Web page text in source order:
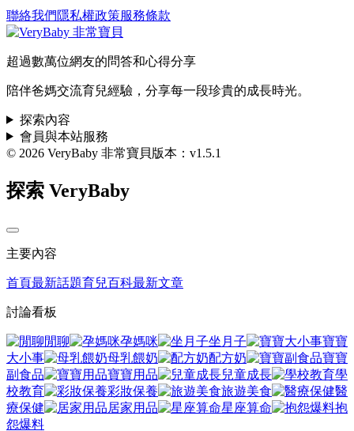
聯絡我們 隱私權政策服務條款
超過數萬位網友的問答和心得分享
陪伴爸媽交流育兒經驗，分享每一段珍貴的成長時光。
探索內容
會員與本站服務
© 2026 VeryBaby 非常寶貝版本：v1.5.1
探索 VeryBaby
主要內容
首頁最新話題育兒百科最新文章
討論看板
閒聊 孕媽咪 坐月子
寶寶
大小事
母乳餵奶 配方奶
寶寶
副食品
寶寶用品 兒童成長
學
校教育
彩妝保養 旅遊美食
醫
療保健
居家用品 星座算命
抱
怨爆料